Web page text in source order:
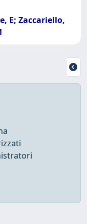
E; Zaccariello,